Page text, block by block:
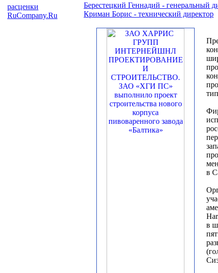
расценки
RuCompany.Ru
Берестецкий Геннадий - генеральный
Криман Борис - технический директор
в
в